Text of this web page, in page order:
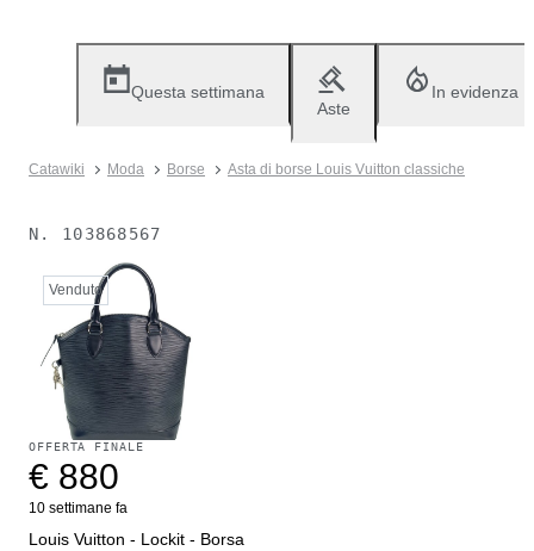
Questa settimana
Aste
In evidenza
Catawiki Moda Borse Asta di borse Louis Vuitton classiche
N. 103868567
Venduto
OFFERTA FINALE
€ 880
10 settimane fa
Louis Vuitton - Lockit - Borsa